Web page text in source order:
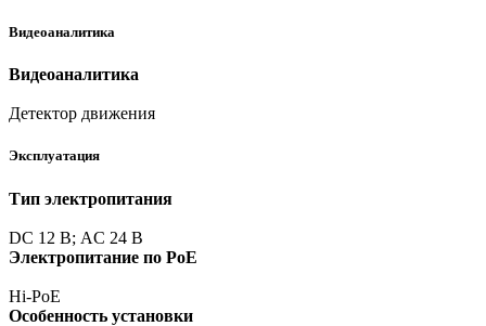
Видеоаналитика
Видеоаналитика
Детектор движения
Эксплуатация
Тип электропитания
DC 12 В; AC 24 В
Электропитание по PoE
Hi-PoE
Особенность установки